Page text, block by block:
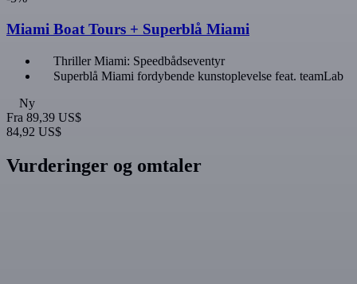
Miami Boat Tours + Superblå Miami
Thriller Miami: Speedbådseventyr
Superblå Miami fordybende kunstoplevelse feat. teamLab
Ny
Fra 89,39 US$
84,92 US$
Vurderinger og omtaler